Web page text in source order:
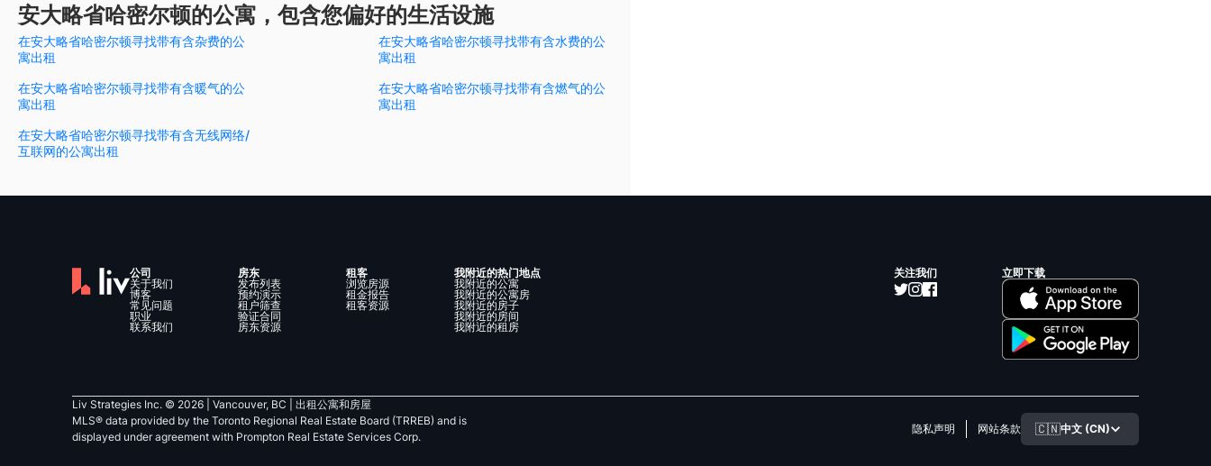
安大略省哈密尔顿的公寓，包含您偏好的生活设施
在安大略省哈密尔顿寻找带有含杂费的公
寓出租
在安大略省哈密尔顿寻找带有含水费的公
寓出租
在安大略省哈密尔顿寻找带有含暖气的公
寓出租
在安大略省哈密尔顿寻找带有含燃气的公
寓出租
在安大略省哈密尔顿寻找带有含无线网络/
互联网的公寓出租
公司
关于我们
博客
常见问题
职业
联系我们
房东
发布列表
预约演示
租户筛查
验证合同
房东资源
租客
浏览房源
租金报告
租客资源
我附近的热门地点
我附近的公寓
我附近的公寓房
我附近的房子
我附近的房间
我附近的租房
关注我们 立即下载
Liv Strategies Inc. © 2026 | Vancouver, BC |
出租公寓和房屋
MLS® data provided by the Toronto Regional Real Estate Board (TRREB) and is
displayed under agreement with Prompton Real Estate Services Corp.
隐私声明 网站条款 🇨🇳中文 (CN)